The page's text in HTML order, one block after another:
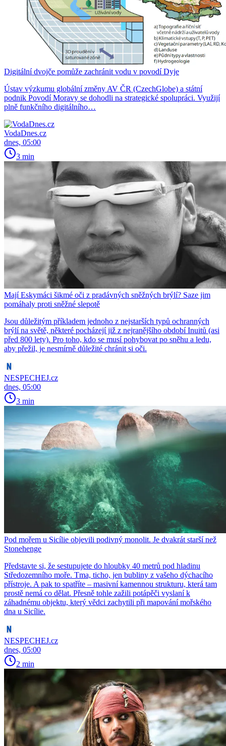
Digitální dvojče pomůže zachránit vodu v povodí Dyje
Ústav výzkumu globální změny AV ČR (CzechGlobe) a státní
podnik Povodí Moravy se dohodli na strategické spolupráci. Využijí
plně funkčního digitálního…
VodaDnes.cz
dnes, 05:00
3 min
Mají Eskymáci šikmé oči z pradávných sněžných brýlí? Saze jim
pomáhaly proti sněžné slepotě
Jsou důležitým příkladem jednoho z nejstarších typů ochranných
brýlí na světě, některé pocházejí již z nejranějšího období Inuitů (asi
před 800 lety). Pro toho, kdo se musí pohybovat po sněhu a ledu,
aby přežil, je nesmírně důležité chránit si oči.
NESPECHEJ.cz
dnes, 05:00
3 min
Pod mořem u Sicílie objevili podivný monolit. Je dvakrát starší než
Stonehenge
Představte si, že sestupujete do hloubky 40 metrů pod hladinu
Středozemního moře. Tma, ticho, jen bubliny z vašeho dýchacího
přístroje. A pak to spatříte – masivní kamennou strukturu, která tam
prostě nemá co dělat. Přesně tohle zažili potápěči vyslaní k
záhadnému objektu, který vědci zachytili při mapování mořského
dna u Sicílie.
NESPECHEJ.cz
dnes, 05:00
2 min